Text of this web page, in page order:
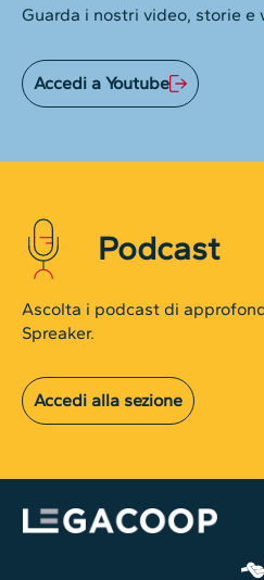
Guarda i nostri video, storie e
Accedi a Youtube
Podcast
Ascolta i podcast di
Spreaker.
Accedi alla sezione